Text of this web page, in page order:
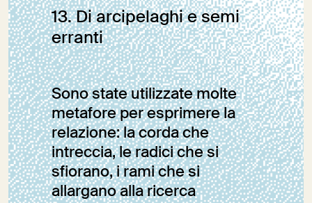
13. Di arcipelaghi e semi
erranti
Sono state utilizzate molte
metafore per esprimere la
relazione: la corda che
intreccia, le radici che si
sfiorano, i rami che si
allargano alla ricerca